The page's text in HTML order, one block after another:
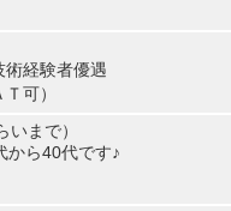
術経験者優遇
可）
まで）
から40代です♪